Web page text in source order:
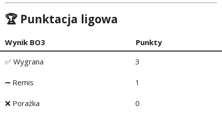
🏆 Punktacja ligowa
Wynik BO3
Punkty
✅ Wygrana
3
➖ Remis 1
❌ Porażka 0